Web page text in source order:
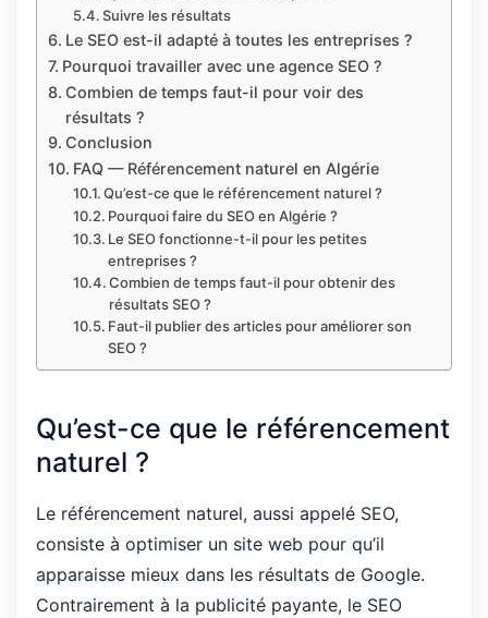
Suivre les résultats
Le SEO est-il adapté à toutes les entreprises ?
Pourquoi travailler avec une agence SEO ?
Combien de temps faut-il pour voir des
résultats ?
Conclusion
FAQ — Référencement naturel en Algérie
Qu’est-ce que le référencement naturel ?
Pourquoi faire du SEO en Algérie ?
Le SEO fonctionne-t-il pour les petites
entreprises ?
Combien de temps faut-il pour obtenir des
résultats SEO ?
Faut-il publier des articles pour améliorer son
SEO ?
Qu’est-ce que le référencement
naturel ?
Le référencement naturel, aussi appelé SEO,
consiste à optimiser un site web pour qu’il
apparaisse mieux dans les résultats de Google.
Contrairement à la publicité payante, le SEO